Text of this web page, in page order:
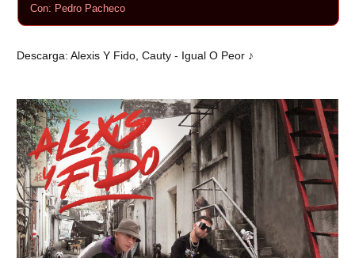
Con: Pedro Pacheco
Descarga: Alexis Y Fido, Cauty - Igual O Peor ♪